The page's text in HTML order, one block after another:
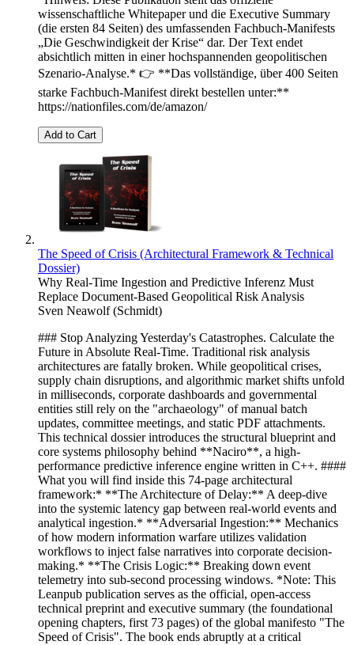
wissenschaftliche Whitepaper und die Executive Summary
(die ersten 84 Seiten) des umfassenden Fachbuch-Manifests
„Die Geschwindigkeit der Krise“ dar. Der Text endet
absichtlich mitten in einer hochspannenden geopolitischen
Szenario-Analyse.* 👉 **Das vollständige, über 400 Seiten
starke Fachbuch-Manifest direkt bestellen unter:**
https://nationfiles.com/de/amazon/
Add to Cart
The Speed of Crisis (Architectural Framework & Technical
Dossier)
Why Real-Time Ingestion and Predictive Inferenz Must
Replace Document-Based Geopolitical Risk Analysis
Sven Neawolf (Schmidt)
### Stop Analyzing Yesterday's Catastrophes. Calculate the
Future in Absolute Real-Time. Traditional risk analysis
architectures are fatally broken. While geopolitical crises,
supply chain disruptions, and algorithmic market shifts unfold
in milliseconds, corporate dashboards and governmental
entities still rely on the "archaeology" of manual batch
updates, committee meetings, and static PDF attachments.
This technical dossier introduces the structural blueprint and
core systems philosophy behind **Naciro**, a high-
performance predictive inference engine written in C++. ####
What you will find inside this 74-page architectural
framework:* **The Architecture of Delay:** A deep-dive
into the systemic latency gap between real-world events and
analytical ingestion.* **Adversarial Ingestion:** Mechanics
of how modern information warfare utilizes validation
workflows to inject false narratives into corporate decision-
making.* **The Crisis Logic:** Breaking down event
telemetry into sub-second processing windows. *Note: This
Leanpub publication serves as the official, open-access
technical preprint and executive summary (the foundational
opening chapters, first 73 pages) of the global manifesto "The
Speed of Crisis". The book ends abruptly at a critical